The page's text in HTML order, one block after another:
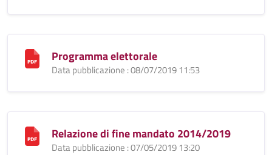
Programma elettorale
Data pubblicazione : 08/07/2019 11:53
Relazione di fine mandato 2014/2019
Data pubblicazione : 07/05/2019 13:20